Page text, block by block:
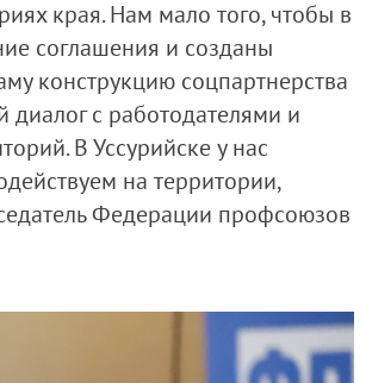
края. Нам мало того, чтобы в
соглашения и созданы
конструкцию соцпартнерства
с работодателями и
В Уссурийске у нас
на территории,
Федерации профсоюзов